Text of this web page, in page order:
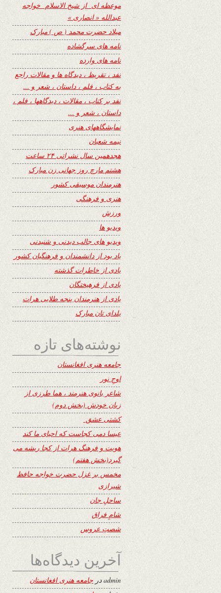
موعظه ای از شیخ الاسلام خواجه
عبدالله « انصاری »
میلاد حضرت محمد ( ص ) مبارک
نامه های سرگشاده
نامه های وارده
نفد ، تقریظ ، دیدگاه ها و مقالات راجع
به کتاب ، فلم ، داستان ، شعر و …
نفد بر کتاب ، مقالات ، دیدگاهها ، فلم ،
داستان ، شعر و …
نمایشگاههای هنری
نیمه شعبان
هجدهمین سال نشراتی ۲۴ ساعت
هشتم مارچ روز جهانی زن مبارک
هنرمندان موسیقی کشور
هنری و فرهنگی
ورزش
ویدیو ها
ویدیو های جالب دیدنی و شنیدنی
یاد بود از دانشمندان و فرهنگیان کشور
یادی از خاطرات گذشته
یادی از فرهیختگان
یادی از هنرمندان پنجه طلایی هرات
یلدای تان مبارک
نوشته‌های تازه
جامعه هنری افغانستان
اوجِ نور
شاعر بانوی هنرمند ، هما طرزی از
زبان خودش (بخش دوم)
کشتی عشق
عیسا دمی کجاست که احیای ما کند
هویت و فرهنگ هرات از کجا ریشه می
گیرد(بخش هفتم)
مخمس بر غزل حضرت خواجه حافظ
شیرازی
ساحلِ جان
شامِ فراق
شصتِ عروس
آخرین دیدگاه‌ها
adminدر جامعه هنری افغانستان